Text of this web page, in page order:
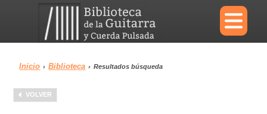
×
Menu
Inicio › Biblioteca › Resultados búsqueda
VOLVER